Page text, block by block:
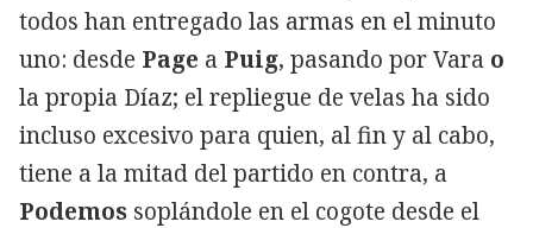
todos han entregado las armas en el minuto
uno: desde Page a Puig, pasando por Vara o
la propia Díaz; el repliegue de velas ha sido
incluso excesivo para quien, al fin y al cabo,
tiene a la mitad del partido en contra, a
Podemos soplándole en el cogote desde el